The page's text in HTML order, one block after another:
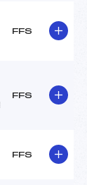
FFS
FFS
FFS